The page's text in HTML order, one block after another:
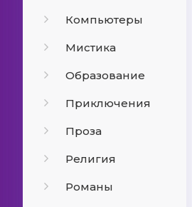
Компьютеры
Мистика
Образование
Приключения
Проза
Религия
Романы